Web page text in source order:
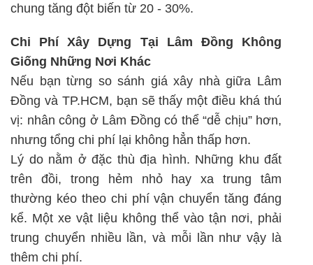
chung tăng đột biến từ 20 - 30%.
Chi Phí Xây Dựng Tại Lâm Đồng Không
Giống Những Nơi Khác
Nếu bạn từng so sánh giá xây nhà giữa Lâm
Đồng và TP.HCM, bạn sẽ thấy một điều khá thú
vị: nhân công ở Lâm Đồng có thể “dễ chịu” hơn,
nhưng tổng chi phí lại không hẳn thấp hơn.
Lý do nằm ở đặc thù địa hình. Những khu đất
trên đồi, trong hẻm nhỏ hay xa trung tâm
thường kéo theo chi phí vận chuyển tăng đáng
kể. Một xe vật liệu không thể vào tận nơi, phải
trung chuyển nhiều lần, và mỗi lần như vậy là
thêm chi phí.